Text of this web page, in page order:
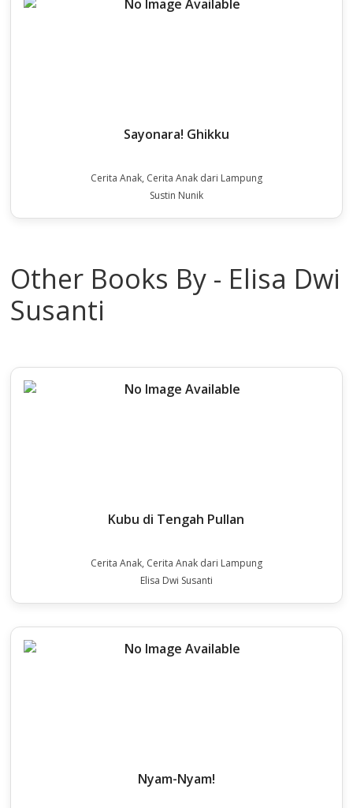
Sayonara! Ghikku
Cerita Anak, Cerita Anak dari Lampung
Sustin Nunik
Other Books By - Elisa Dwi
Susanti
Kubu di Tengah Pullan
Cerita Anak, Cerita Anak dari Lampung
Elisa Dwi Susanti
Nyam-Nyam!